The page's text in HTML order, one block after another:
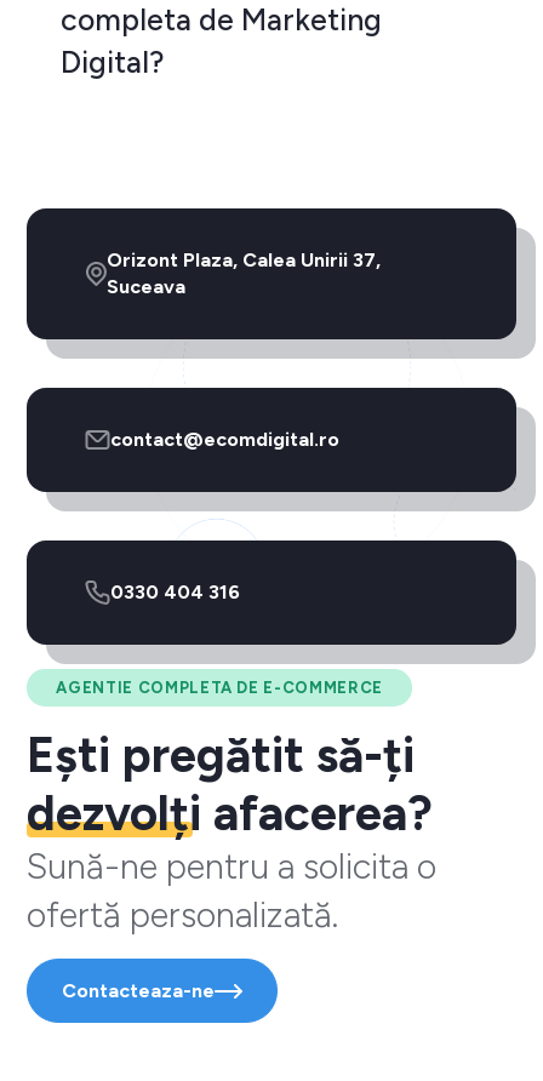
completa de Marketing
Digital?
AGENTIE COMPLETA DE E-COMMERCE
Ești pregătit să-ți
dezvolți afacerea?
Sună-ne pentru a solicita o
ofertă personalizată.
Contacteaza-ne
Orizont Plaza, Calea Unirii 37,
Suceava
contact@ecomdigital.ro
0330 404 316